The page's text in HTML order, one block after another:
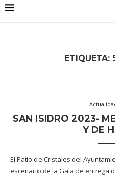
ETIQUETA:
SAN ISIDRO 2023-
Y DE
El Patio de Cristales del
escenario de la Gala de entrega